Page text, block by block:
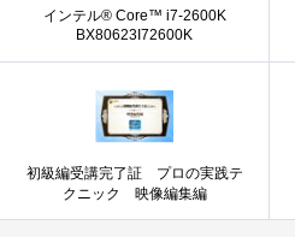
インテル® Core™ i7-2600K
BX80623I72600K
初級編受講完了証 プロの実践テ
クニック 映像編集編